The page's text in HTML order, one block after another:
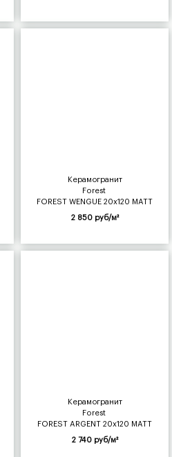
Керамогранит
Forest
FOREST WENGUE 20x120 MATT
2 850 руб/м²
Керамогранит
Forest
FOREST ARGENT 20x120 MATT
2 740 руб/м²